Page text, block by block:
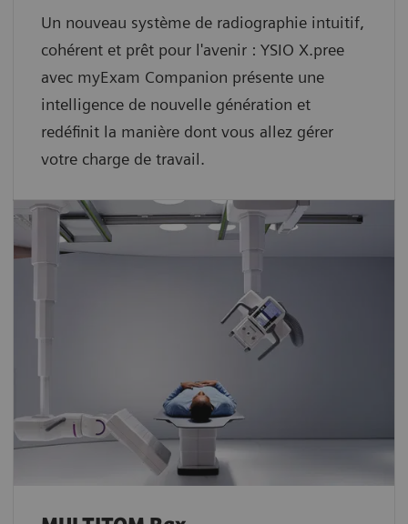
Un nouveau système de radiographie intuitif,
cohérent et prêt pour l'avenir : YSIO X.pree
avec myExam Companion présente une
intelligence de nouvelle génération et
redéfinit la manière dont vous allez gérer
votre charge de travail.